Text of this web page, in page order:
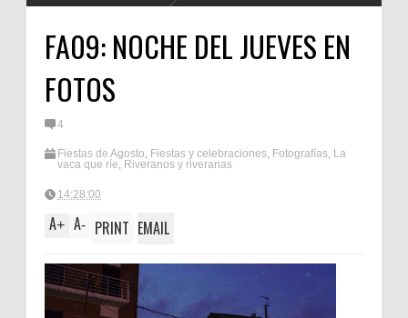
FA09: NOCHE DEL JUEVES EN
FOTOS
4
Fiestas de Agosto, Fiestas y celebraciones, Fotografías, La
vaca que ríe, Riveranos y riveranas
14:28:00
A+ A- PRINT EMAIL